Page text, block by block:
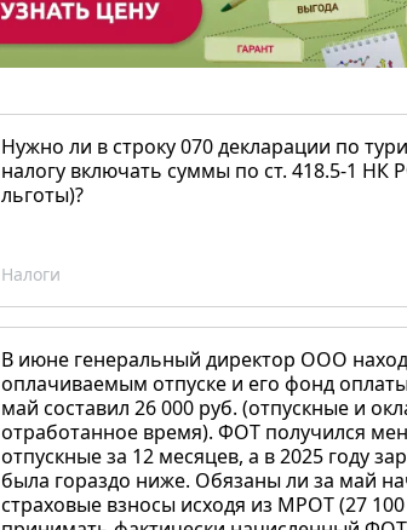
Нужно ли в строку 070 декларации по
налогу включать суммы по ст. 418.5-1 НК
льготы)?
Налоги
В июне генеральный директор ООО
оплачиваемым отпуске и его фонд
май составил 26 000 руб. (отпускные и
отработанное время). ФОТ получился
отпускные за 12 месяцев, а в 2025 году
была гораздо ниже. Обязаны ли за май
страховые взносы исходя из МРОТ (27